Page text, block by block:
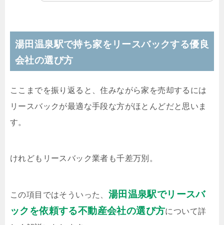
湯田温泉駅で持ち家をリースバックする優良
会社の選び方
ここまでを振り返ると、住みながら家を売却するには
リースバックが最適な手段な方がほとんどだと思いま
す。
けれどもリースバック業者も千差万別。
この項目ではそういった、 湯田温泉駅でリースバ
ックを依頼する不動産会社の選び方について詳